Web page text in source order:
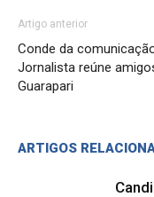
Artigo anterior
Conde da
Jornalista reúne
Guarapari
ARTIGOS